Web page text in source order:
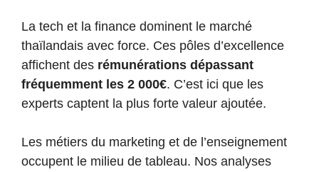
La tech et la finance dominent le marché
thaïlandais avec force. Ces pôles d’excellence
affichent des rémunérations dépassant
fréquemment les 2 000€. C’est ici que les
experts captent la plus forte valeur ajoutée.
Les métiers du marketing et de l’enseignement
occupent le milieu de tableau. Nos analyses